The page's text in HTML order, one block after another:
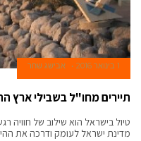
1 בינואר 2016 אבישג שחר
תיירים מחו"ל בשבילי ארץ
טיול בישראל הוא שילוב של חוויה
מדינת ישראל לעומק ודרכה את